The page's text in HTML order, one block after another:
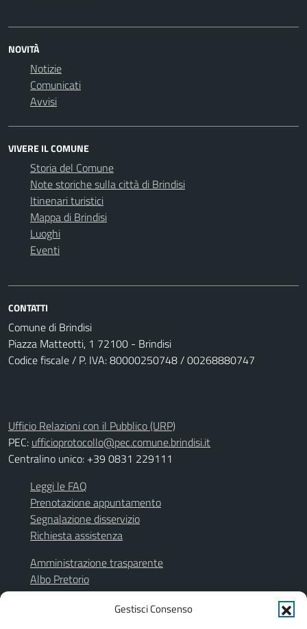
Gestisci Consenso
NOVITÀ
Notizie
Comunicati
Avvisi
VIVERE IL COMUNE
Storia del Comune
Note storiche sulla città di Brindisi
Itinenari turistici
Mappa di Brindisi
Luoghi
Eventi
CONTATTI
Comune di Brindisi
Piazza Matteotti, 1 72100 - Brindisi
Codice fiscale / P. IVA: 80000250748 / 00268880747
Ufficio Relazioni con il Pubblico (URP)
PEC: ufficioprotocollo@pec.comune.brindisi.it
Centralino unico: +39 0831 229111
Leggi le FAQ
Prenotazione appuntamento
Segnalazione disservizio
Richiesta assistenza
Amministrazione trasparente
Albo Pretorio
Segnalazione illeciti
Informativa privacy